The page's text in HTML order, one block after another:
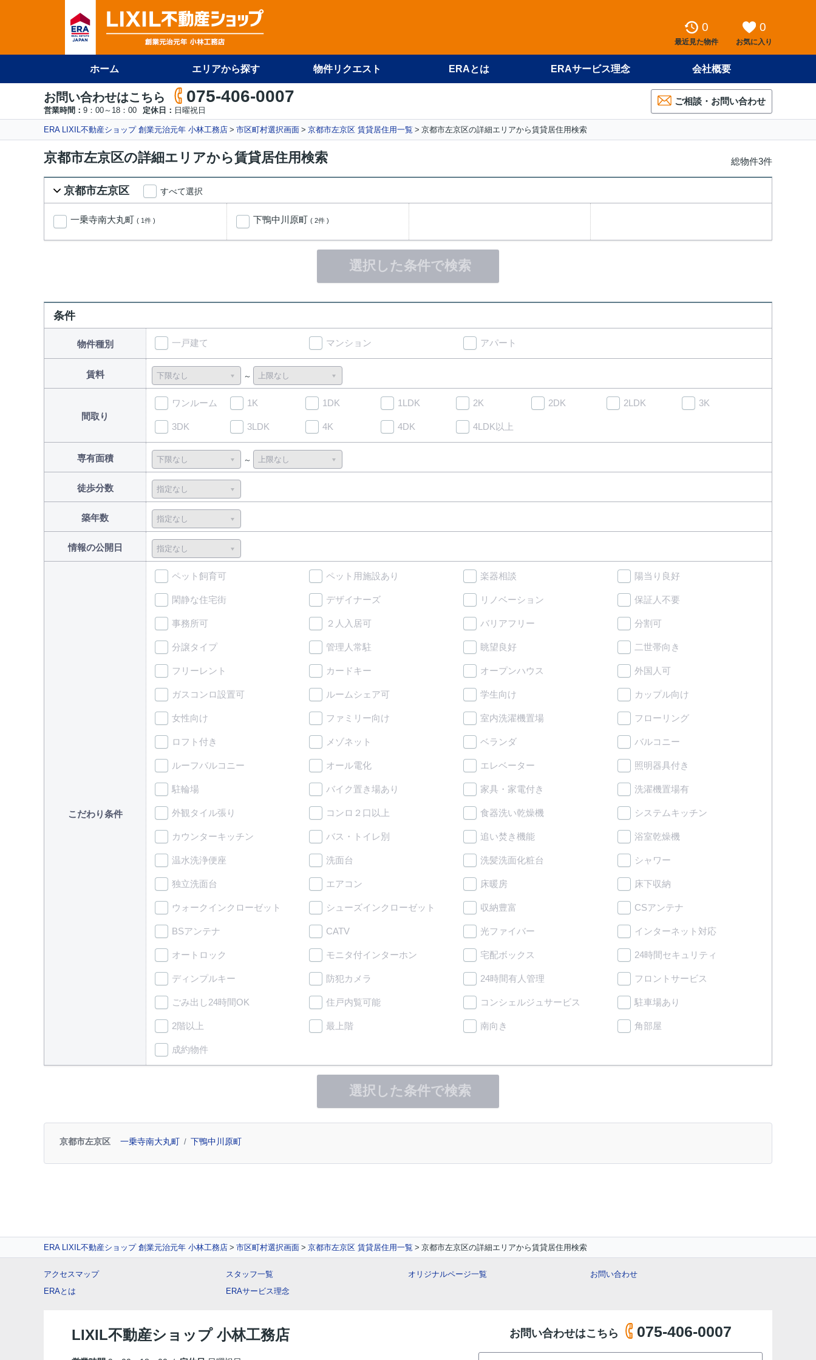
0
最近見た物件
0
お気に入り
ホーム エリアから探す 物件リクエスト ERAとは ERAサービス理念 会社概要
お問い合わせはこちら 075-406-0007
営業時間： 9：00～18：00 定休日： 日曜祝日
ご相談・お問い合わせ
ERA LIXIL不動産ショップ 創業元治元年 小林工務店 市区町村選択画面 京都市左京区 賃貸居住用一覧 京都市左京区の詳細エリアから賃貸居住用検索
京都市左京区の詳細エリアから賃貸居住用検索 総物件3件
京都市左京区 すべて選択
一乗寺南大丸町 ( 1件 ) 下鴨中川原町 ( 2件 )
選択した条件で検索
条件
物件種別 一戸建て マンション アパート
賃料
間取り
ワンルーム 1K 1DK 1LDK 2K 2DK 2LDK 3K
3DK 3LDK 4K 4DK 4LDK以上
専有面積
徒歩分数
築年数
情報の公開日
こだわり条件
ペット飼育可 ペット用施設あり 楽器相談 陽当り良好
閑静な住宅街 デザイナーズ リノベーション 保証人不要
事務所可 ２人入居可 バリアフリー 分割可
分譲タイプ 管理人常駐 眺望良好 二世帯向き
フリーレント カードキー オープンハウス 外国人可
ガスコンロ設置可 ルームシェア可 学生向け カップル向け
女性向け ファミリー向け 室内洗濯機置場 フローリング
ロフト付き メゾネット ベランダ バルコニー
ルーフバルコニー オール電化 エレベーター 照明器具付き
駐輪場 バイク置き場あり 家具・家電付き 洗濯機置場有
外観タイル張り コンロ２口以上 食器洗い乾燥機 システムキッチン
カウンターキッチン バス・トイレ別 追い焚き機能 浴室乾燥機
温水洗浄便座 洗面台 洗髪洗面化粧台 シャワー
独立洗面台 エアコン 床暖房 床下収納
ウォークインクローゼット シューズインクローゼット 収納豊富 CSアンテナ
BSアンテナ CATV 光ファイバー インターネット対応
オートロック モニタ付インターホン 宅配ボックス 24時間セキュリティ
ディンプルキー 防犯カメラ 24時間有人管理 フロントサービス
ごみ出し24時間OK 住戸内覧可能 コンシェルジュサービス 駐車場あり
2階以上 最上階 南向き 角部屋
成約物件
選択した条件で検索
京都市左京区 一乗寺南大丸町 下鴨中川原町
ERA LIXIL不動産ショップ 創業元治元年 小林工務店 市区町村選択画面 京都市左京区 賃貸居住用一覧 京都市左京区の詳細エリアから賃貸居住用検索
アクセスマップ
ERAとは
スタッフ一覧
ERAサービス理念
オリジナルページ一覧 お問い合わせ
LIXIL不動産ショップ 小林工務店 お問い合わせはこちら 075-406-0007